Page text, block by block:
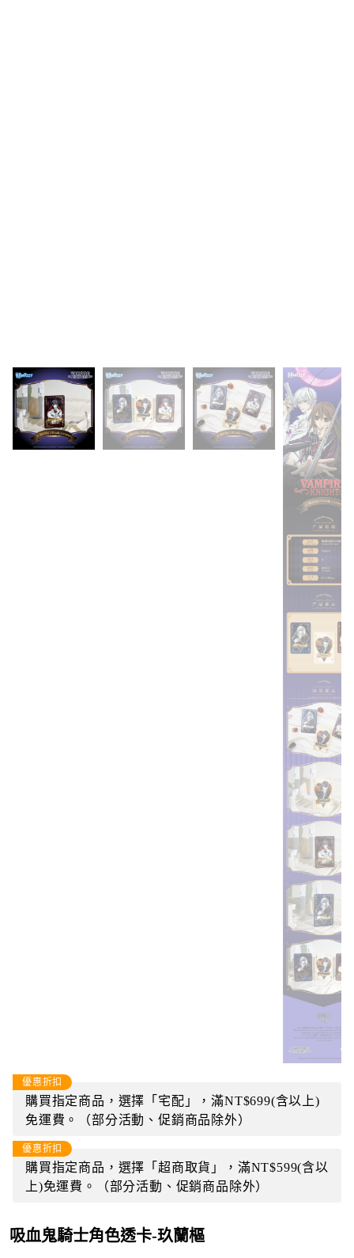
優惠折扣
購買指定商品，選擇「宅配」，滿NT$699(含以上)
免運費。（部分活動、促銷商品除外）
優惠折扣
購買指定商品，選擇「超商取貨」，滿NT$599(含以
上)免運費。（部分活動、促銷商品除外）
吸血鬼騎士角色透卡-玖蘭樞